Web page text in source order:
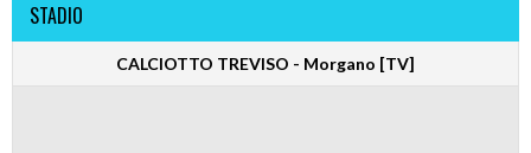
STADIO
CALCIOTTO TREVISO - Morgano [TV]